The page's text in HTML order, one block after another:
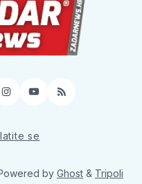
Instagram
YouTube
RSS
se
by Ghost & Tripoli